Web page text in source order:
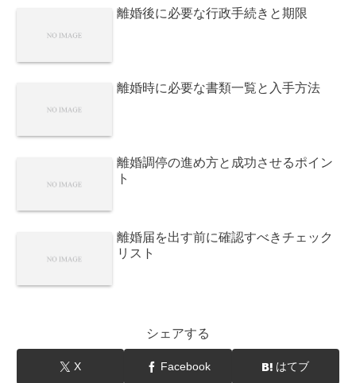
離婚後に必要な行政手続きと期限
離婚時に必要な書類一覧と入手方法
離婚調停の進め方と成功させるポイン
ト
離婚届を出す前に確認すべきチェック
リスト
シェアする
X Facebook はてブ